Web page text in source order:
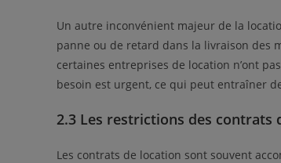
Un autre inconvénient majeur de la
panne ou de retard dans la livraison des
certaines entreprises de location n’ont
besoin est urgent, ce qui peut entraîner
2.3 Les restrictions des contrats
Les contrats de location sont souvent